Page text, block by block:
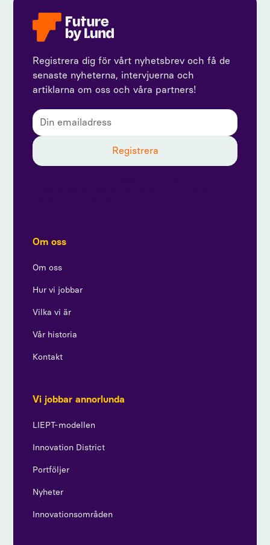
Registrera dig för vårt nyhetsbrev och få de
senaste nyheterna, intervjuerna och
artiklarna om oss och våra partners!
Om oss
Om oss
Hur vi jobbar
Vilka vi är
Vår historia
Kontakt
Vi jobbar annorlunda
LIEPT-modellen
Innovation District
Portföljer
Nyheter
Innovationsområden